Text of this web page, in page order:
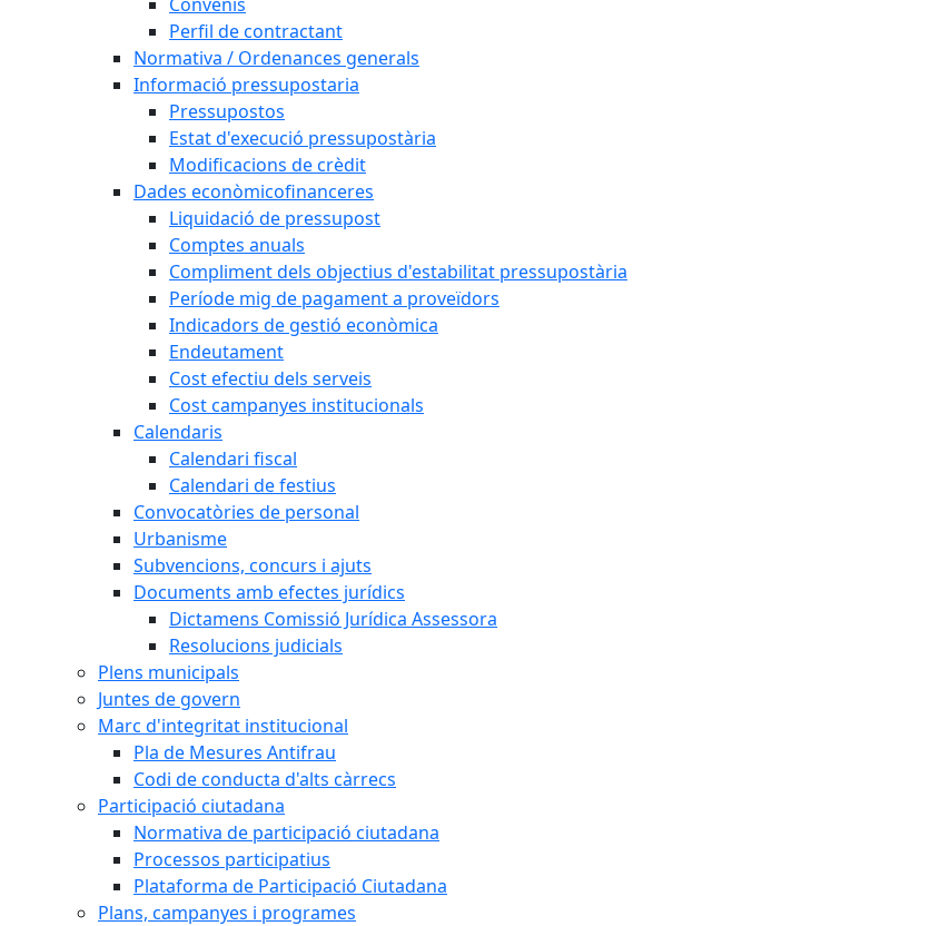
Perfil de contractant
Normativa / Ordenances generals
Informació pressupostaria
Pressupostos
Estat d'execució pressupostària
Modificacions de crèdit
Dades econòmicofinanceres
Liquidació de pressupost
Comptes anuals
Compliment dels objectius d'estabilitat pressupostària
Període mig de pagament a proveïdors
Indicadors de gestió econòmica
Endeutament
Cost efectiu dels serveis
Cost campanyes institucionals
Calendaris
Calendari fiscal
Calendari de festius
Convocatòries de personal
Urbanisme
Subvencions, concurs i ajuts
Documents amb efectes jurídics
Dictamens Comissió Jurídica Assessora
Resolucions judicials
Plens municipals
Juntes de govern
Marc d'integritat institucional
Pla de Mesures Antifrau
Codi de conducta d'alts càrrecs
Participació ciutadana
Normativa de participació ciutadana
Processos participatius
Plataforma de Participació Ciutadana
Plans, campanyes i programes